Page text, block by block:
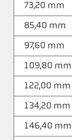
73,20 mm
85,40 mm
97,60 mm
109,80 mm
122,00 mm
134,20 mm
146,40 mm